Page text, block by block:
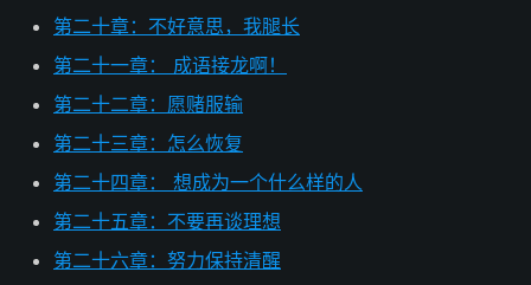
第二十章：不好意思，我腿长
第二十一章： 成语接龙啊！
第二十二章：愿赌服输
第二十三章：怎么恢复
第二十四章： 想成为一个什么样的人
第二十五章：不要再谈理想
第二十六章：努力保持清醒